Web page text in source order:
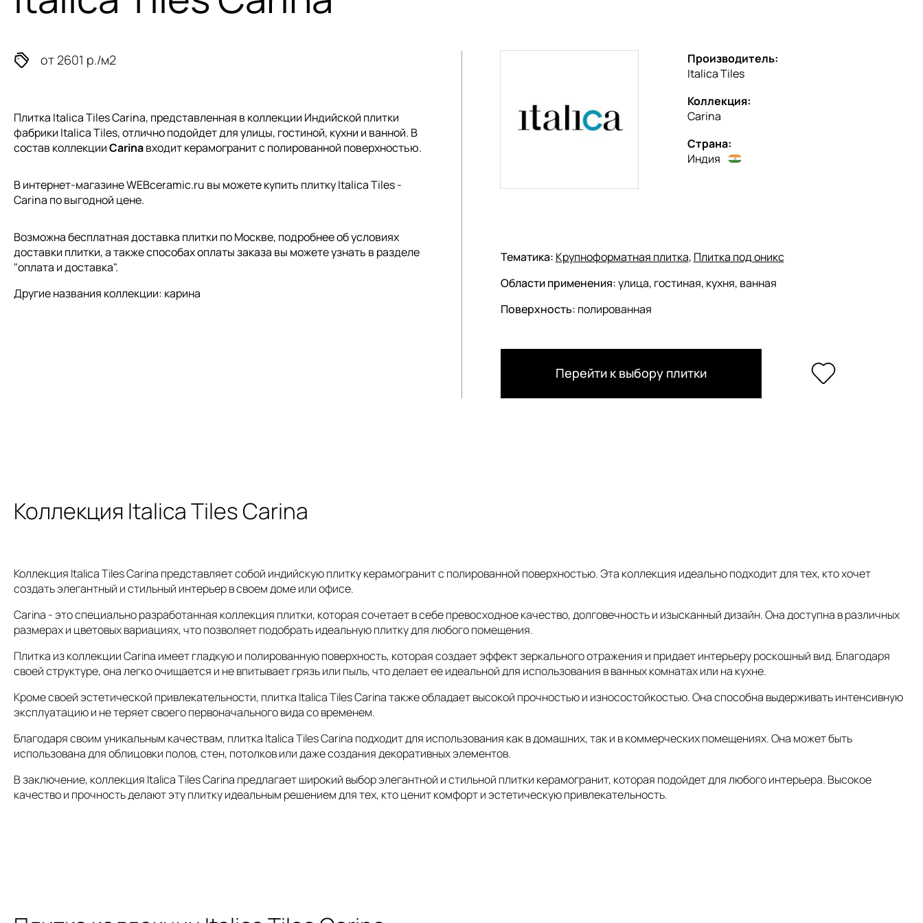
от 2601 р./м2
Плитка Italica Tiles Carina, представленная в коллекции Индийской плитки
фабрики Italica Tiles, отлично подойдет для улицы, гостиной, кухни и ванной. В
состав коллекцииCarinaвходит керамогранит с полированной поверхностью.
В интернет-магазине WEBceramic.ru вы можете купить плитку Italica Tiles -
Carina по выгодной цене.
Возможна бесплатная доставка плитки по Москве, подробнее об условиях
доставки плитки, а также способах оплаты заказа вы можете узнать в разделе
"оплата и доставка".
Другие названия коллекции: карина
Производитель:
Italica Tiles
Коллекция:
Carina
Страна:
Индия
Тематика: Крупноформатная плитка, Плитка под оникс
Области применения:улица, гостиная, кухня, ванная
Поверхность: полированная
Перейти к выбору плитки
Коллекция Italica Tiles Carina
Коллекция Italica Tiles Carina представляет собой индийскую плитку керамогранит с полированной поверхностью. Эта коллекция идеально подходит для тех, кто хочет
создать элегантный и стильный интерьер в своем доме или офисе.
Carina - это специально разработанная коллекция плитки, которая сочетает в себе превосходное качество, долговечность и изысканный дизайн. Она доступна в различных
размерах и цветовых вариациях, что позволяет подобрать идеальную плитку для любого помещения.
Плитка из коллекции Carina имеет гладкую и полированную поверхность, которая создает эффект зеркального отражения и придает интерьеру роскошный вид. Благодаря
своей структуре, она легко очищается и не впитывает грязь или пыль, что делает ее идеальной для использования в ванных комнатах или на кухне.
Кроме своей эстетической привлекательности, плитка Italica Tiles Carina также обладает высокой прочностью и износостойкостью. Она способна выдерживать интенсивную
эксплуатацию и не теряет своего первоначального вида со временем.
Благодаря своим уникальным качествам, плитка Italica Tiles Carina подходит для использования как в домашних, так и в коммерческих помещениях. Она может быть
использована для облицовки полов, стен, потолков или даже создания декоративных элементов.
В заключение, коллекция Italica Tiles Carina предлагает широкий выбор элегантной и стильной плитки керамогранит, которая подойдет для любого интерьера. Высокое
качество и прочность делают эту плитку идеальным решением для тех, кто ценит комфорт и эстетическую привлекательность.